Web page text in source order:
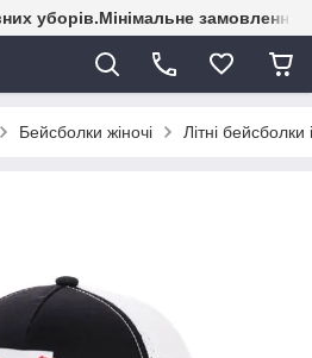
уборів.Мінімальне замовлення
Бейсболки жіночі Літні бейсболки